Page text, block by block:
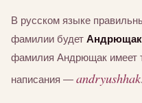
В русском языке
фамилии будет Андрющак
фамилия Андрющак имеет
написания — andryushhak.